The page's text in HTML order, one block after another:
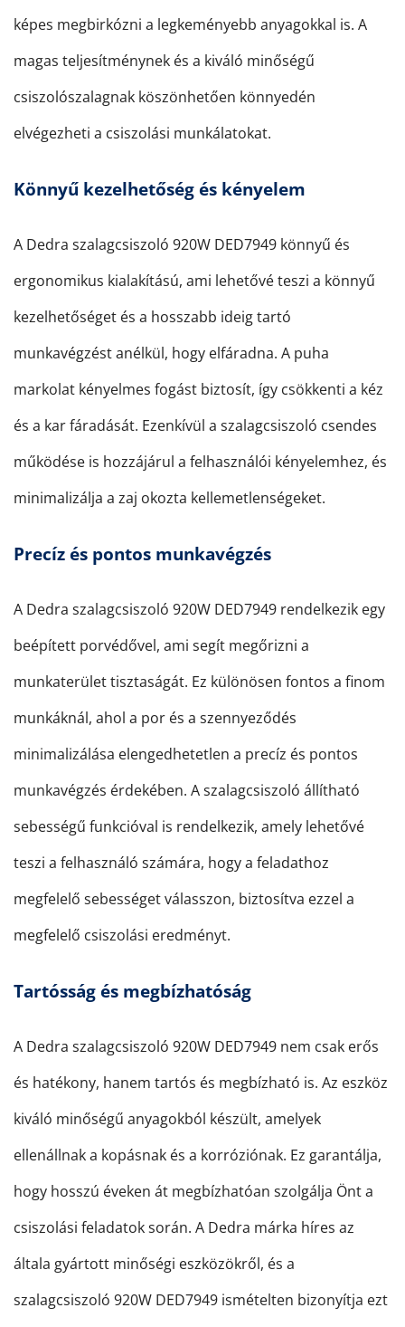
képes megbirkózni a legkeményebb anyagokkal is. A
magas teljesítménynek és a kiváló minőségű
csiszolószalagnak köszönhetően könnyedén
elvégezheti a csiszolási munkálatokat.
Könnyű kezelhetőség és kényelem
A Dedra szalagcsiszoló 920W DED7949 könnyű és
ergonomikus kialakítású, ami lehetővé teszi a könnyű
kezelhetőséget és a hosszabb ideig tartó
munkavégzést anélkül, hogy elfáradna. A puha
markolat kényelmes fogást biztosít, így csökkenti a kéz
és a kar fáradását. Ezenkívül a szalagcsiszoló csendes
működése is hozzájárul a felhasználói kényelemhez, és
minimalizálja a zaj okozta kellemetlenségeket.
Precíz és pontos munkavégzés
A Dedra szalagcsiszoló 920W DED7949 rendelkezik egy
beépített porvédővel, ami segít megőrizni a
munkaterület tisztaságát. Ez különösen fontos a finom
munkáknál, ahol a por és a szennyeződés
minimalizálása elengedhetetlen a precíz és pontos
munkavégzés érdekében. A szalagcsiszoló állítható
sebességű funkcióval is rendelkezik, amely lehetővé
teszi a felhasználó számára, hogy a feladathoz
megfelelő sebességet válasszon, biztosítva ezzel a
megfelelő csiszolási eredményt.
Tartósság és megbízhatóság
A Dedra szalagcsiszoló 920W DED7949 nem csak erős
és hatékony, hanem tartós és megbízható is. Az eszköz
kiváló minőségű anyagokból készült, amelyek
ellenállnak a kopásnak és a korróziónak. Ez garantálja,
hogy hosszú éveken át megbízhatóan szolgálja Önt a
csiszolási feladatok során. A Dedra márka híres az
általa gyártott minőségi eszközökről, és a
szalagcsiszoló 920W DED7949 ismételten bizonyítja ezt